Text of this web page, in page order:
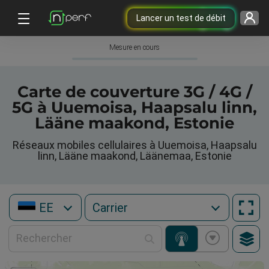
Lancer un test de débit
Mesure en cours
Carte de couverture 3G / 4G /
5G à Uuemoisa, Haapsalu linn,
Lääne maakond, Estonie
Réseaux mobiles cellulaires à Uuemoisa, Haapsalu
linn, Lääne maakond, Läänemaa, Estonie
EE